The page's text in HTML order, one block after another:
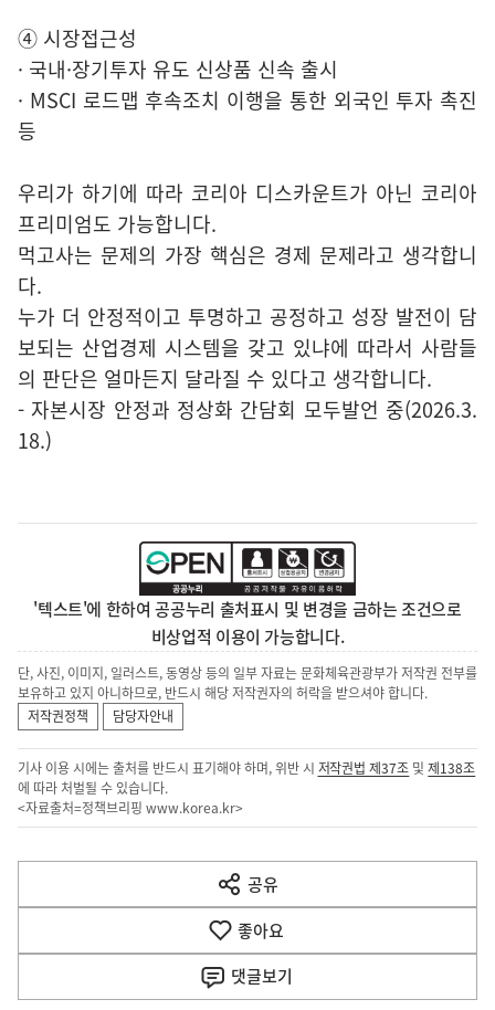
④ 시장접근성
· 국내·장기투자 유도 신상품 신속 출시
· MSCI 로드맵 후속조치 이행을 통한 외국인 투자 촉진
등
우리가 하기에 따라 코리아 디스카운트가 아닌 코리아
프리미엄도 가능합니다.
먹고사는 문제의 가장 핵심은 경제 문제라고 생각합니
다.
누가 더 안정적이고 투명하고 공정하고 성장 발전이 담
보되는 산업경제 시스템을 갖고 있냐에 따라서 사람들
의 판단은 얼마든지 달라질 수 있다고 생각합니다.
- 자본시장 안정과 정상화 간담회 모두발언 중(2026.3.
18.)
'텍스트'에 한하여 공공누리 출처표시 및 변경을 금하는 조건으로
비상업적 이용이 가능합니다.
단, 사진, 이미지, 일러스트, 동영상 등의 일부 자료는 문화체육관광부가 저작권 전부를
보유하고 있지 아니하므로, 반드시 해당 저작권자의 허락을 받으셔야 합니다.
저작권정책
담당자안내
기사 이용 시에는 출처를 반드시 표기해야 하며, 위반 시 저작권법 제37조 및제138조
에 따라 처벌될 수 있습니다.
<자료출처=정책브리핑 www.korea.kr>
다
음
공유
열
기
좋아요
댓글보기